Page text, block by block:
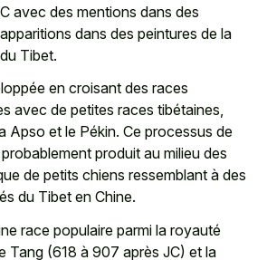
avec des mentions dans des
dans des peintures de la
Tibet.
en croisant des races
avec de petites races tibétaines,
Apso et le Pékin. Ce processus de
produit au milieu des
de petits chiens ressemblant à des
du Tibet en Chine.
race populaire parmi la royauté
Tang (618 à 907 après JC) et la